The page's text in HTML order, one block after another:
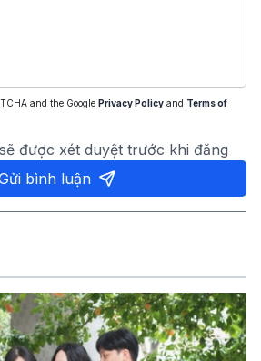
and the Google Privacy Policy and Terms of
được xét duyệt trước khi đăng
bình luận